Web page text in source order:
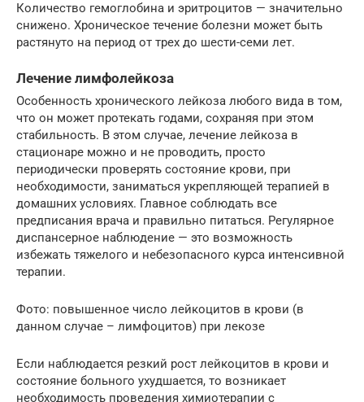
Количество гемоглобина и эритроцитов — значительно
снижено. Хроническое течение болезни может быть
растянуто на период от трех до шести-семи лет.
Лечение лимфолейкоза
Особенность хронического лейкоза любого вида в том,
что он может протекать годами, сохраняя при этом
стабильность. В этом случае, лечение лейкоза в
стационаре можно и не проводить, просто
периодически проверять состояние крови, при
необходимости, заниматься укрепляющей терапией в
домашних условиях. Главное соблюдать все
предписания врача и правильно питаться. Регулярное
диспансерное наблюдение — это возможность
избежать тяжелого и небезопасного курса интенсивной
терапии.
Фото: повышенное число лейкоцитов в крови (в
данном случае – лимфоцитов) при лекозе
Если наблюдается резкий рост лейкоцитов в крови и
состояние больного ухудшается, то возникает
необходимость проведения химиотерапии с